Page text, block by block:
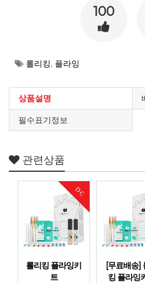
100
롤리킹, 플라잉
상품설명
필수표기정보
관련상품
DC
롤리킹 플라잉키
트
[무료배송]
킹 플라잉